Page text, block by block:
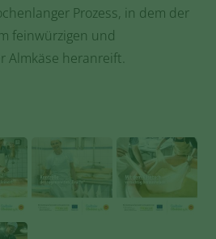
Prozess, in dem der
feinwürzigen und
Almkäse heranreift.